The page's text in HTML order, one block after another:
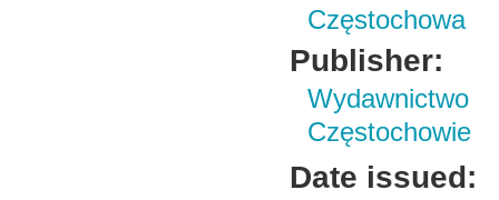
Częstochowa
Publisher:
Częstochowie
Date issued: